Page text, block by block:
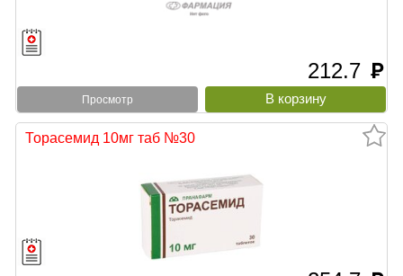
212.7 руб
Просмотр
Торасемид 10мг таб №30